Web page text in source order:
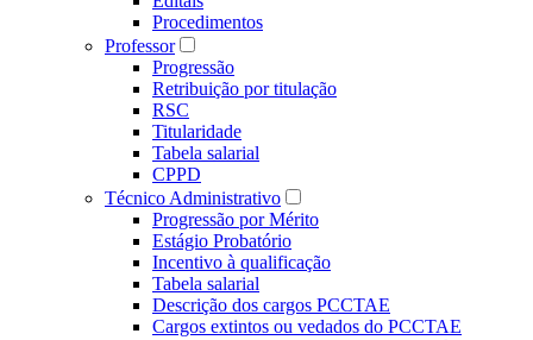
Procedimentos
Professor
Progressão
Retribuição por titulação
RSC
Titularidade
Tabela salarial
CPPD
Técnico Administrativo
Progressão por Mérito
Estágio Probatório
Incentivo à qualificação
Tabela salarial
Descrição dos cargos PCCTAE
Cargos extintos ou vedados do PCCTAE